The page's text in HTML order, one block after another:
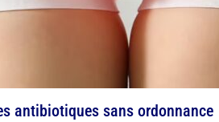
antibiotiques sans ordonnance